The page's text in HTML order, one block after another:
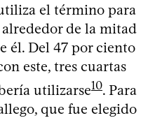
el término para
de la mitad
él. Del 47 por ciento
este, tres cuartas
utilizarse10. Para
que fue elegido